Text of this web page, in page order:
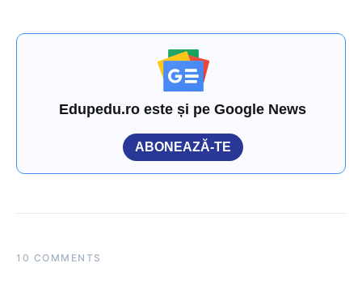
Edupedu.ro este și pe Google News
ABONEAZĂ-TE
10 COMMENTS